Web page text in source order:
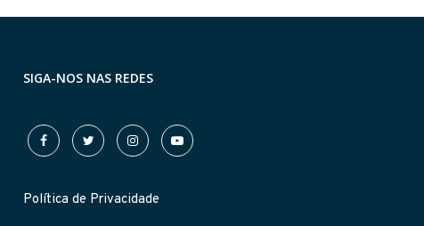
SIGA-NOS NAS REDES
Política de Privacidade